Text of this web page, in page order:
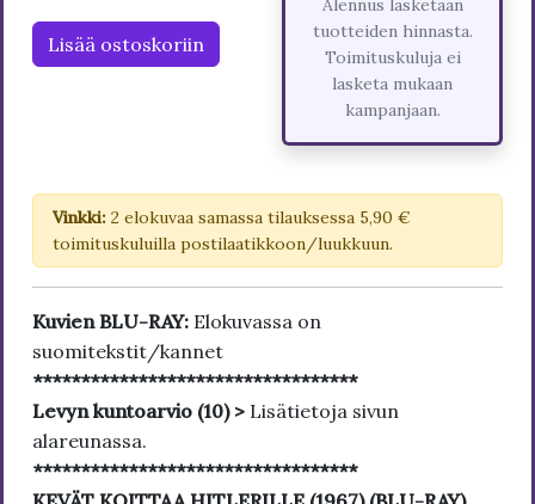
Lisää ostoskoriin
Alennus lasketaan
tuotteiden hinnasta.
Toimituskuluja ei
lasketa mukaan
kampanjaan.
Vinkki: 2 elokuvaa samassa tilauksessa 5,90 €
toimituskuluilla postilaatikkoon/luukkuun.
Kuvien BLU-RAY: Elokuvassa on
suomitekstit/kannet
**********************************
Levyn kuntoarvio (10) > Lisätietoja sivun
alareunassa.
**********************************